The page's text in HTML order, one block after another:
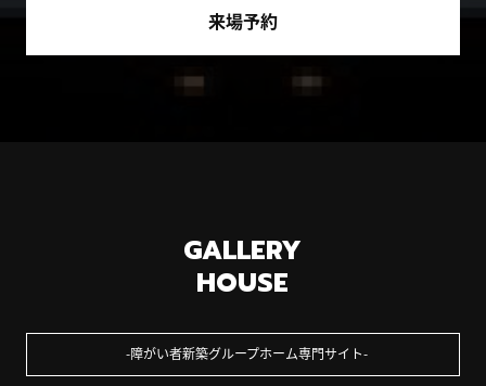
来場予約
GALLERY
HOUSE
障がい者新築グループホーム専門サイト